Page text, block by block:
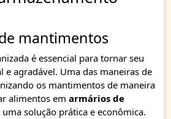
mantimentos
é essencial para tornar seu
e agradável. Uma das maneiras de
os mantimentos de maneira
alimentos em armários de
uma solução prática e econômica.